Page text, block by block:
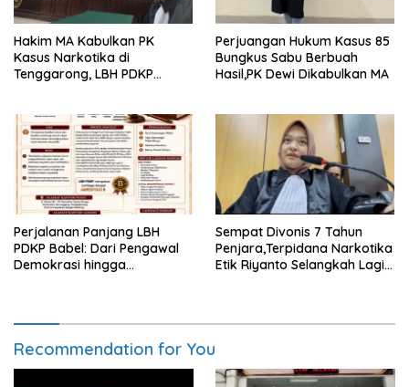
Hakim MA Kabulkan PK
Kasus Narkotika di
Tenggarong, LBH PDKP
Berkeadilan
Perjuangan Hukum Kasus 85
Bungkus Sabu Berbuah
Hasil,PK Dewi Dikabulkan MA
Perjalanan Panjang LBH
PDKP Babel: Dari Pengawal
Demokrasi hingga
Sempat Divonis 7 Tahun
Penjara,Terpidana Narkotika
Etik Riyanto Selangkah Lagi
Recommendation for You